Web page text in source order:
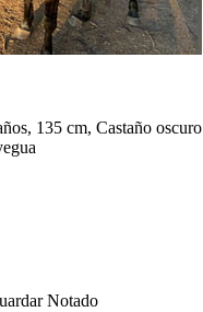
135 cm, Castaño oscuro
Notado